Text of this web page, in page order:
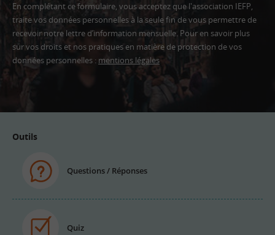
En complétant ce formulaire, vous acceptez que l'association IEFP,
traite vos données personnelles à la seule fin de vous permettre de
recevoir notre lettre d’information mensuelle. Pour en savoir plus
sur vos droits et nos pratiques en matière de protection de vos
données personnelles : mentions légales
Outils
Questions / Réponses
Quiz